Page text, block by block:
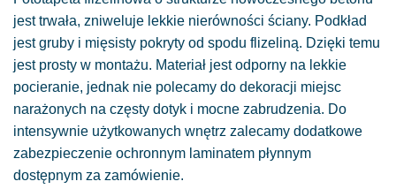
jest trwała, zniweluje lekkie nierówności ściany. Podkład
jest gruby i mięsisty pokryty od spodu flizeliną. Dzięki temu
jest prosty w montażu. Materiał jest odporny na lekkie
pocieranie, jednak nie polecamy do dekoracji miejsc
narażonych na częsty dotyk i mocne zabrudzenia. Do
intensywnie użytkowanych wnętrz zalecamy dodatkowe
zabezpieczenie ochronnym laminatem płynnym
dostępnym za zamówienie.